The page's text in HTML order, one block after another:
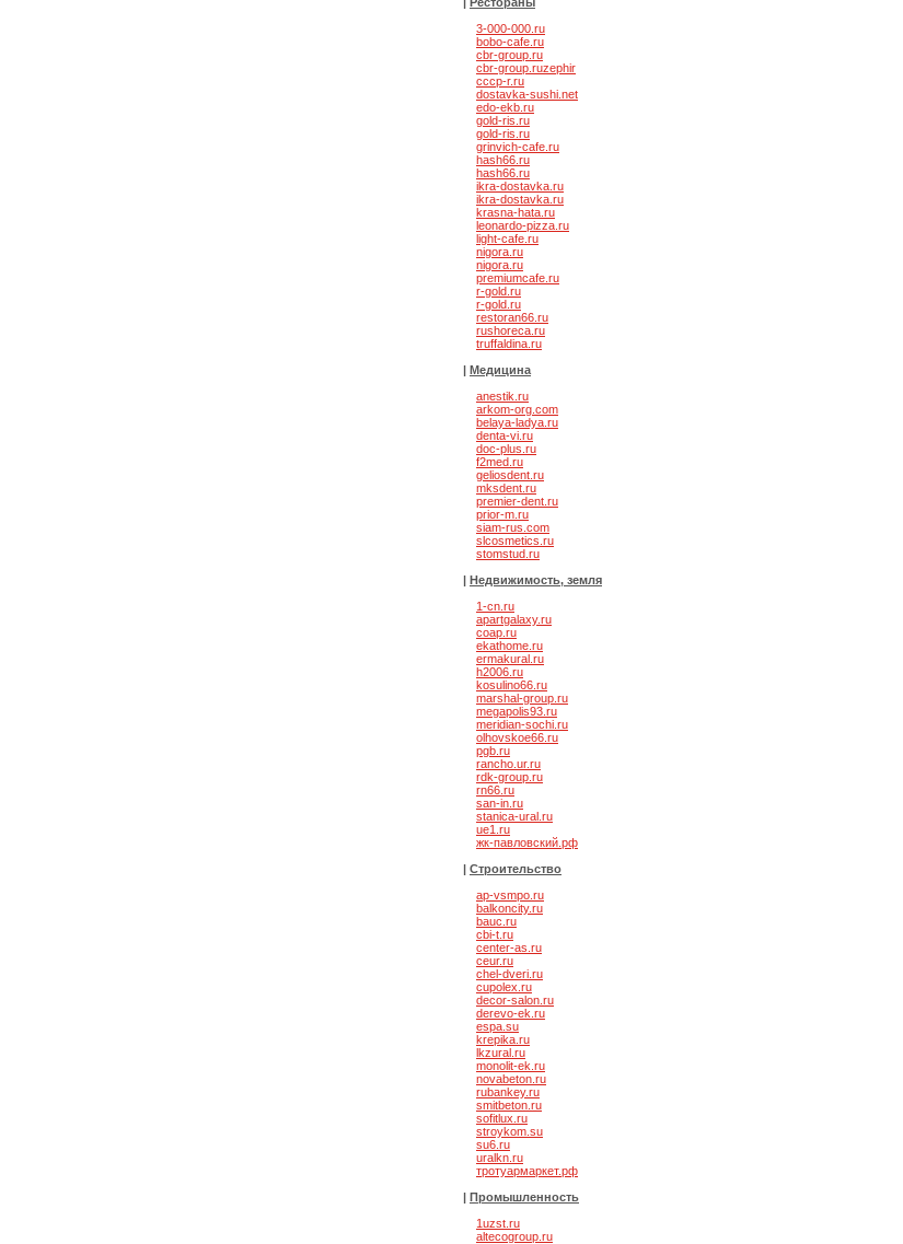
3-000-000.ru
bobo-cafe.ru
cbr-group.ru
cbr-group.ruzephir
cccp-r.ru
dostavka-sushi.net
edo-ekb.ru
gold-ris.ru
gold-ris.ru
grinvich-cafe.ru
hash66.ru
hash66.ru
ikra-dostavka.ru
ikra-dostavka.ru
krasna-hata.ru
leonardo-pizza.ru
light-cafe.ru
nigora.ru
nigora.ru
premiumcafe.ru
r-gold.ru
r-gold.ru
restoran66.ru
rushoreca.ru
truffaldina.ru
| Медицина
anestik.ru
arkom-org.com
belaya-ladya.ru
denta-vi.ru
doc-plus.ru
f2med.ru
geliosdent.ru
mksdent.ru
premier-dent.ru
prior-m.ru
siam-rus.com
slcosmetics.ru
stomstud.ru
| Недвижимость, земля
1-cn.ru
apartgalaxy.ru
coap.ru
ekathome.ru
ermakural.ru
h2006.ru
kosulino66.ru
marshal-group.ru
megapolis93.ru
meridian-sochi.ru
olhovskoe66.ru
pgb.ru
rancho.ur.ru
rdk-group.ru
rn66.ru
san-in.ru
stanica-ural.ru
ue1.ru
жк-павловский.рф
| Строительство
ap-vsmpo.ru
balkoncity.ru
bauc.ru
cbi-t.ru
center-as.ru
ceur.ru
chel-dveri.ru
cupolex.ru
decor-salon.ru
derevo-ek.ru
espa.su
krepika.ru
lkzural.ru
monolit-ek.ru
novabeton.ru
rubankey.ru
smitbeton.ru
sofitlux.ru
stroykom.su
su6.ru
uralkn.ru
тротуармаркет.рф
| Промышленность
1uzst.ru
altecogroup.ru